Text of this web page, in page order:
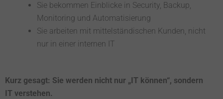
Sie bekommen Einblicke in Security, Backup,
Monitoring und Automatisierung
Sie arbeiten mit mittelständischen Kunden, nicht
nur in einer internen IT
Kurz gesagt: Sie werden nicht nur „IT können“, sondern
IT verstehen.